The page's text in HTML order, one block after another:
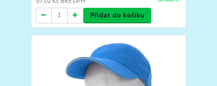
Přidat do košíku